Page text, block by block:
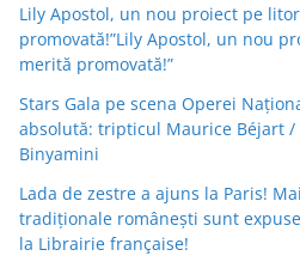
Lily Apostol, un nou proiect pe
promovată!”Lily Apostol, un nou
merită promovată!”
Stars Gala pe scena Operei
absolută: tripticul Maurice Béjart /
Binyamini
Lada de zestre a ajuns la Paris!
tradiționale românești sunt
la Librairie française!